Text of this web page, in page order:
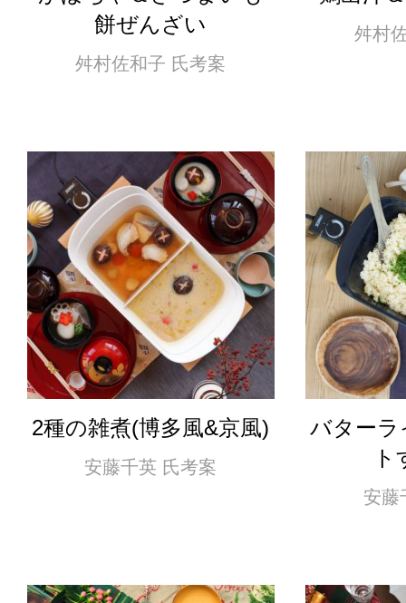
餅ぜんざい
舛村佐和子 氏考案
舛村
2種の雑煮(博多風&京風)
安藤千英 氏考案
バターラ
安藤